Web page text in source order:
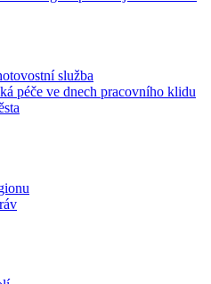
služba
péče ve dnech pracovního klidu